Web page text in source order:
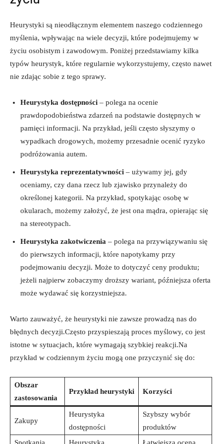
Heurystyki są nieodłącznym elementem naszego codziennego
myślenia, wpływając na wiele decyzji, które podejmujemy w
życiu osobistym i zawodowym. Poniżej przedstawiamy kilka
typów heurystyk, które regularnie wykorzystujemy, często nawet
nie zdając sobie z tego sprawy.
Heurystyka dostępności – polega na ocenie
prawdopodobieństwa zdarzeń na podstawie dostępnych w
pamięci informacji. Na przykład, jeśli często słyszymy o
wypadkach drogowych, możemy przesadnie ocenić ryzyko
podróżowania autem.
Heurystyka reprezentatywności – używamy jej, gdy
oceniamy, czy dana rzecz lub zjawisko przynależy do
określonej kategorii. Na przykład, spotykając osobę w
okularach, możemy założyć, że jest ona mądra, opierając się
na stereotypach.
Heurystyka zakotwiczenia – polega na przywiązywaniu się
do pierwszych informacji, które napotykamy przy
podejmowaniu decyzji. Może to dotyczyć ceny produktu;
jeżeli najpierw zobaczymy droższy wariant, późniejsza oferta
może wydawać się korzystniejsza.
Warto zauważyć, że heurystyki nie zawsze prowadzą nas do
błędnych decyzji.Często przyspieszają proces myślowy, co jest
istotne w sytuacjach, które wymagają szybkiej reakcji.Na
przykład w codziennym życiu mogą one przyczynić się do:
Obszar
zastosowania
Przykład heurystyki Korzyści
Zakupy
Heurystyka
dostępności
Szybszy wybór
produktów